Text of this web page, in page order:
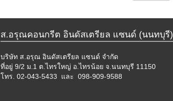
ส.อรุณคอนกรีต อินดัสเตรียล แซนด์ (นนทบุรี)
บริษัท ส.อรุณ อินดัสเตรียล แซนด์ จำกัด
ที่อยู่ 9/2 ม.1 ต.ไทรใหญ่ อ.ไทรน้อย จ.นนทบุรี 11150
โทร.02-043-5433 และ 098-909-9588